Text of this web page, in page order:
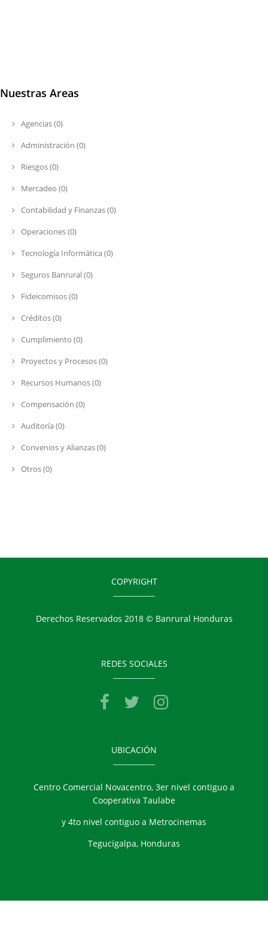
Nuestras Areas
Agencias (0)
Administración (0)
Riesgos (0)
Mercadeo (0)
Contabilidad y Finanzas (0)
Operaciones (0)
Tecnología Informática (0)
Seguros Banrural (0)
Fideicomisos (0)
Créditos (0)
Cumplimiento (0)
Proyectos y Procesos (0)
Recursos Humanos (0)
Compensación (0)
Auditoría (0)
Convenios y Alianzas (0)
Otros (0)
COPYRIGHT
Derechos Reservados 2018 © Banrural Honduras
REDES SOCIALES
UBICACIÓN
Centro Comercial Novacentro, 3er nivel contiguo a
Cooperativa Taulabe
y 4to nivel contiguo a Metrocinemas
Tegucigalpa, Honduras